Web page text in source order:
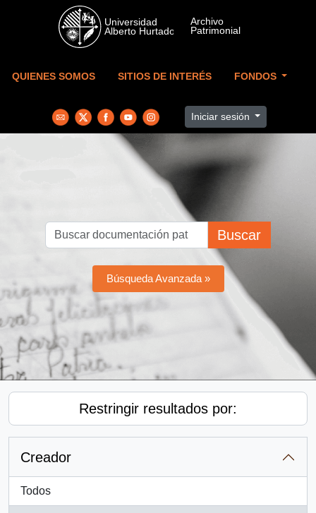
Skip to main content
QUIENES SOMOS SITIOS DE INTERÉS FONDOS
Iniciar sesión
Buscar
Búsqueda Avanzada »
Restringir resultados por:
Creador
Todos